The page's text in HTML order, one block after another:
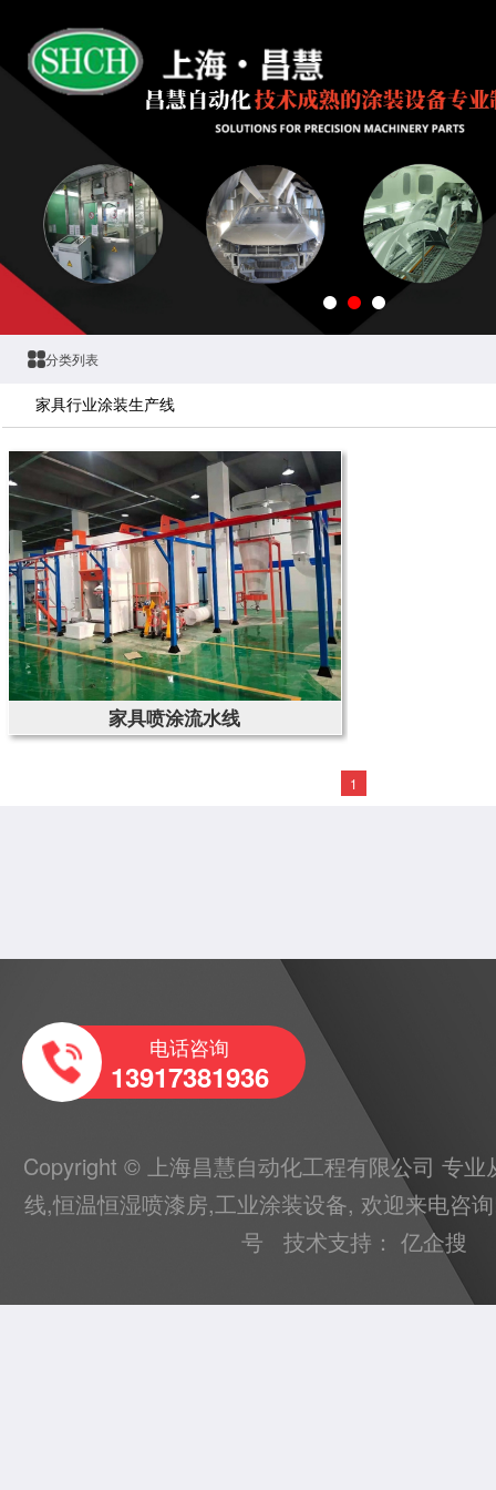
分类列表
家具行业涂装生产线
家具喷涂流水线
1
电话咨询
13917381936
Copyright © 上海昌慧自动化工程有限公司 专业
线,恒温恒湿喷漆房,工业涂装设备, 欢迎来电咨
号 技术支持： 亿企搜